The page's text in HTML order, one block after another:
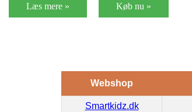
Læs mere » Køb nu »
Webshop
Smartkidz.dk